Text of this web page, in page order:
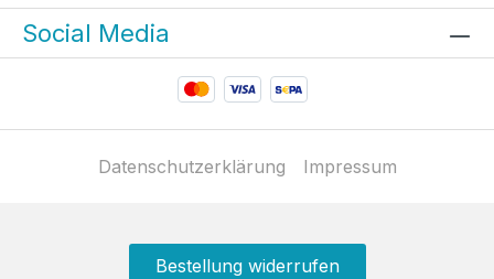
Social Media
Datenschutzerklärung Impressum
Bestellung widerrufen